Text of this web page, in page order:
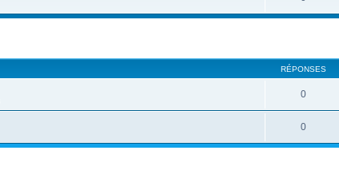
RÉPONSES
0
0